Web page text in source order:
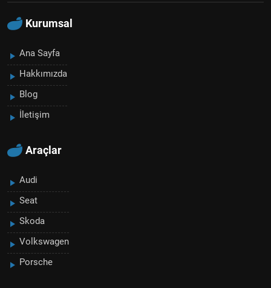
Kurumsal
Ana Sayfa
Hakkımızda
Blog
İletişim
Araçlar
Audi
Seat
Skoda
Volkswagen
Porsche